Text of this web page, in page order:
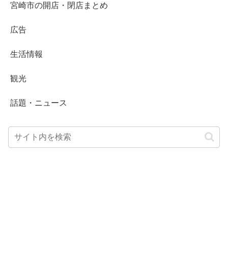
宮崎市の開店・閉店まとめ
広告
生活情報
観光
話題・ニュース